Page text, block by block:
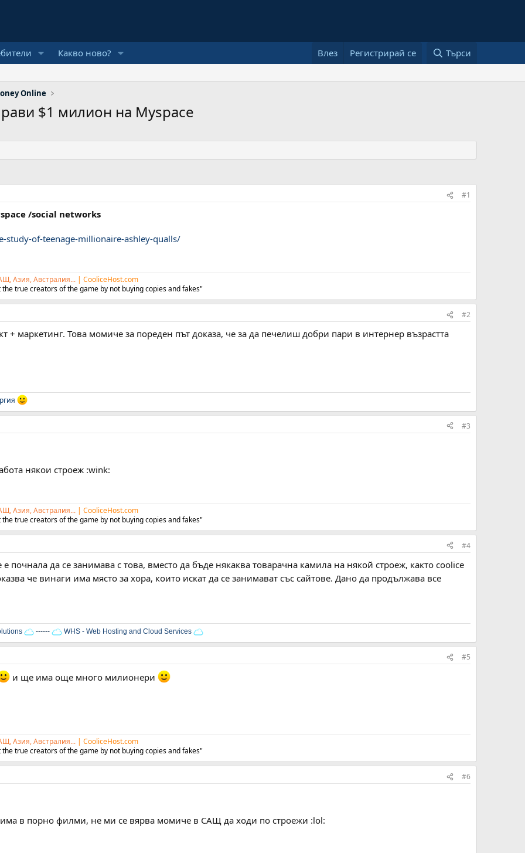
Какво ново? Влез Регистрирай се Търси
Online
$1 милион на Myspace
#1
/social networks
study-of-teenage-millionaire-ashley-qualls/
Азия, Австралия... | CooliceHost.com
true creators of the game by not buying copies and fakes"
#2
+ маркетинг. Това момиче за пореден път доказа, че за да печелиш добри пари в интернер възрастта
#3
някои строеж :wink:
Азия, Австралия... | CooliceHost.com
true creators of the game by not buying copies and fakes"
#4
почнала да се занимава с това, вместо да бъде някаква товарачна камила на някой строеж, както coolice
че винаги има място за хора, които искат да се занимават със сайтове. Дано да продължава все
------ WHS - Web Hosting and Cloud Services
#5
и ще има още много милионери
Азия, Австралия... | CooliceHost.com
true creators of the game by not buying copies and fakes"
#6
в порно филми, не ми се вярва момиче в САЩ да ходи по строежи :lol: